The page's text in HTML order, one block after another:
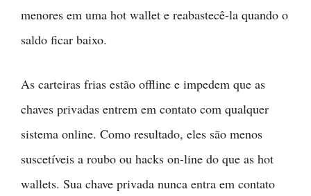
menores em uma hot wallet e reabastecê-la quando o
saldo ficar baixo.
As carteiras frias estão offline e impedem que as
chaves privadas entrem em contato com qualquer
sistema online. Como resultado, eles são menos
suscetíveis a roubo ou hacks on-line do que as hot
wallets. Sua chave privada nunca entra em contato